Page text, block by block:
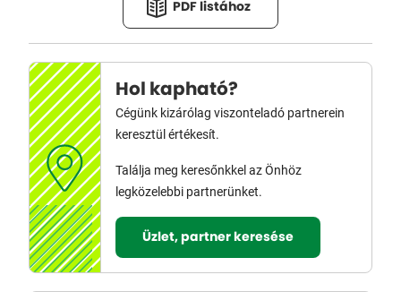
PDF listához
Hol kapható?
Cégünk kizárólag viszonteladó partnerein
keresztül értékesít.
Találja meg keresőnkkel az Önhöz
legközelebbi partnerünket.
Üzlet, partner keresése